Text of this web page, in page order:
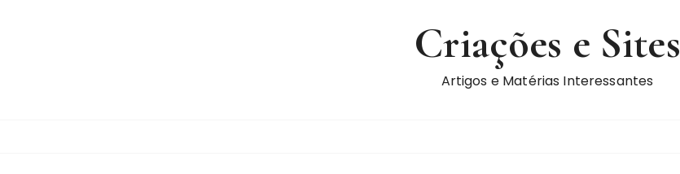
Criações e Sites
Artigos e Matérias Interessantes